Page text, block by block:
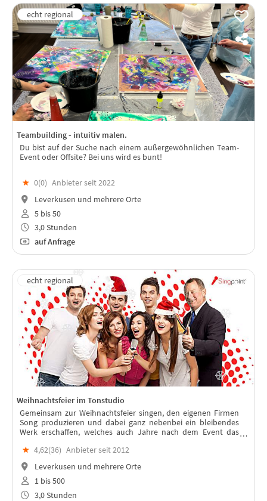
Teambuilding - intuitiv malen.
Du bist auf der Suche nach einem außergewöhnlichen Team-
Event oder Offsite? Bei uns wird es bunt!
★ 0(0) Anbieter seit 2022
Leverkusen und mehrere Orte
5 bis 50
3,0 Stunden
auf Anfrage
Weihnachtsfeier im Tonstudio
Gemeinsam zur Weihnachtsfeier singen, den eigenen Firmen
Song produzieren und dabei ganz nebenbei ein bleibendes
Werk erschaffen, welches auch Jahre nach dem Event das
★ 4,62(36) Anbieter seit 2012
Leverkusen und mehrere Orte
1 bis 500
3,0 Stunden